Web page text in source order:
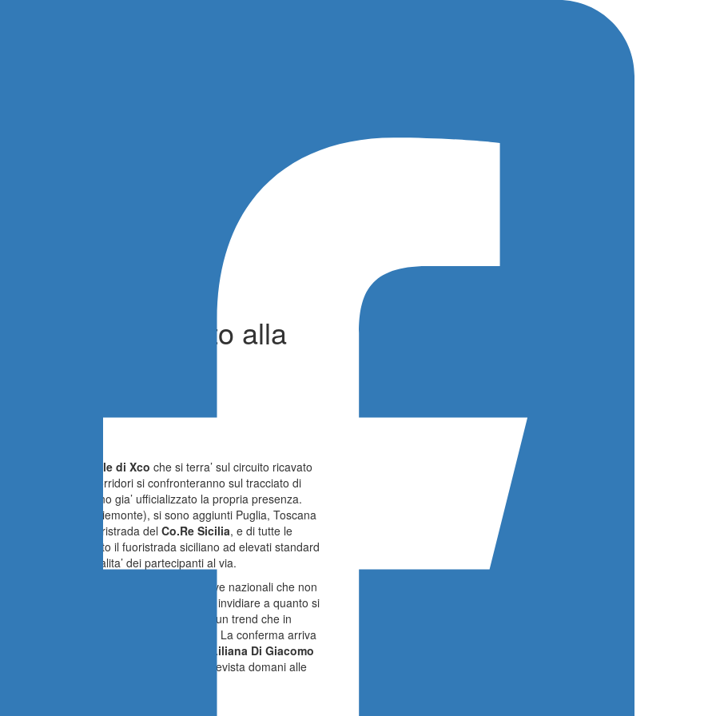
Xco, tutto pronto alla
Italia Giovanile di Xco che si terra’ sul circuito ricavato
180 corridori si confronteranno sul tracciato di
Regionali che hanno gia’ ufficializzato la propria presenza.
Lombardia e Piemonte), si sono aggiunti Puglia, Toscana
del Settore Fuoristrada del Co.Re Sicilia, e di tutte le
hanno portato il fuoristrada siciliano ad elevati standard
gare che per la qualita’ dei partecipanti al via.
le attenzioni da parte delle rappresentative nazionali che non
a gare di livello che nulla hanno da invidiare a quanto si
che la Mountainbike siciliana ha invertito un trend che in
a gare di risonanza nazionale. La conferma arriva
Liliana Di Giacomo
dei vertici del Co.Re Sicilia, e’ prevista domani alle